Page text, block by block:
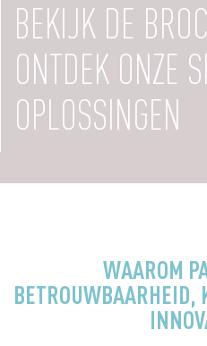
BEKIJK DE
ONTDEK ONZE
OPLOSSINGEN
WAAROM